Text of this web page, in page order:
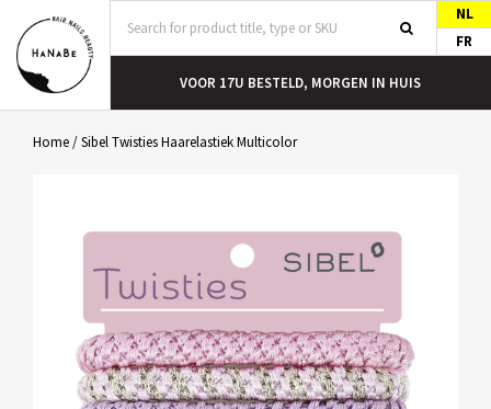
NL
FR
VOOR 17U BESTELD, MORGEN IN HUIS
Home/Sibel Twisties Haarelastiek Multicolor